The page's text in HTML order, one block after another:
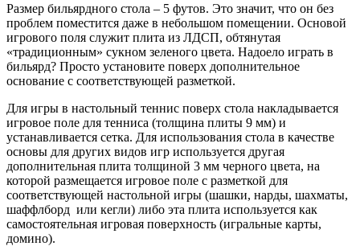
Размер бильярдного стола – 5 футов. Это значит, что он без
проблем поместится даже в небольшом помещении. Основой
игрового поля служит плита из ЛДСП, обтянутая
«традиционным» сукном зеленого цвета. Надоело играть в
бильярд? Просто установите поверх дополнительное
основание с соответствующей разметкой.
Для игры в настольный теннис поверх стола накладывается
игровое поле для тенниса (толщина плиты 9 мм) и
устанавливается сетка. Для использования стола в качестве
основы для других видов игр используется другая
дополнительная плита толщиной 3 мм черного цвета, на
которой размещается игровое поле с разметкой для
соответствующей настольной игры (шашки, нарды, шахматы,
шаффлборд или кегли) либо эта плита используется как
самостоятельная игровая поверхность (игральные карты,
домино).